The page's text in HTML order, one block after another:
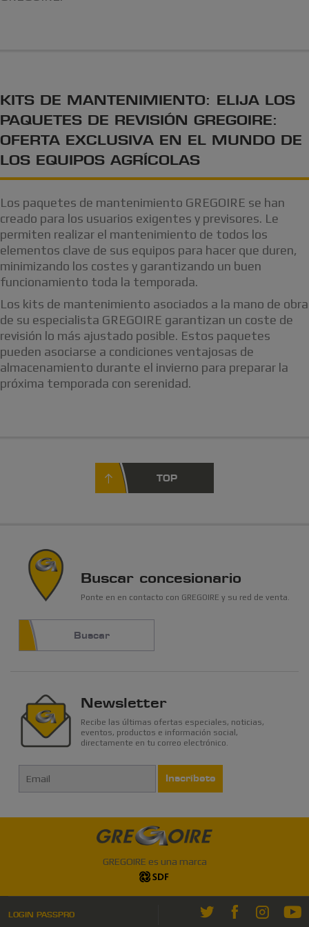
KITS DE MANTENIMIENTO: ELIJA LOS
PAQUETES DE REVISIÓN GREGOIRE:
OFERTA EXCLUSIVA EN EL MUNDO DE
LOS EQUIPOS AGRÍCOLAS
Los paquetes de mantenimiento GREGOIRE se han
creado para los usuarios exigentes y previsores. Le
permiten realizar el mantenimiento de todos los
elementos clave de sus equipos para hacer que duren,
minimizando los costes y garantizando un buen
funcionamiento toda la temporada.
Los kits de mantenimiento asociados a la mano de obra
de su especialista GREGOIRE garantizan un coste de
revisión lo más ajustado posible. Estos paquetes
pueden asociarse a condiciones ventajosas de
almacenamiento durante el invierno para preparar la
próxima temporada con serenidad.
TOP
Buscar concesionario
Ponte en en contacto con GREGOIRE y su red de venta.
Buscar
Newsletter
Recibe las últimas ofertas especiales, noticias,
eventos, productos e información social,
directamente en tu correo electrónico.
Inscríbete
GREGOIRE es una marca
LOGIN PASSPRO